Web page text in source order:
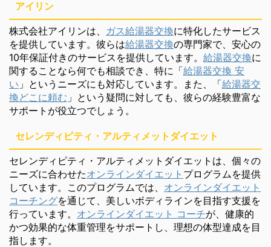
アイリン
株式会社アイリンは、 ガス給湯器交換に特化したサービス
を提供しています。彼らは給湯器交換の専門家で、安心の
10年保証付きのサービスを提供しています。 給湯器交換に
関することなら何でも相談でき、特に「給湯器交換 安
い 」というニーズにも対応しています。また、「給湯器交
換どこに頼む 」という疑問に対しても、彼らの経験豊富な
サポートが役立つでしょう。
セレンディピティ・アルティメットダイエット
セレンディピティ・アルティメットダイエットは、個々の
ニーズに合わせたオンラインダイエット プログラムを提供
しています。このプログラムでは、 オンラインダイエット
コーチングを通じて、美しいボディラインを目指す支援を
行っています。 オンラインダイエット コーチが、健康的
かつ効果的な体重管理をサポートし、理想の体型達成を目
指します。